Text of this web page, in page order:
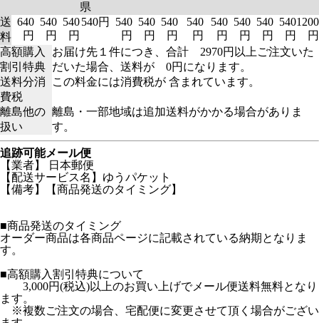
県
送
料
640
円
540
円
540
円
540円
540
円
540
円
540
円
540
円
540
円
540
円
540
円
540
円
1200
円
高額購入
割引特典
お届け先１件につき、合計 2970円以上ご注文いた
だいた場合、送料が 0円になります。
送料分消
費税
この料金には消費税が 含まれています。
離島他の
扱い
離島・一部地域は追加送料がかかる場合がありま
す。
追跡可能メール便
【業者】 日本郵便
【配送サービス名】ゆうパケット
【備考】【商品発送のタイミング】
■商品発送のタイミング
オーダー商品は各商品ページに記載されている納期となりま
す。
■高額購入割引特典について
3,000円(税込)以上のお買い上げでメール便送料無料となり
ます。
※複数ご注文の場合、宅配便に変更させて頂く場合がござい